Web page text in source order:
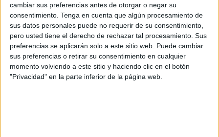
cambiar sus preferencias antes de otorgar o negar su
consentimiento. Tenga en cuenta que algún procesamiento de
sus datos personales puede no requerir de su consentimiento,
pero usted tiene el derecho de rechazar tal procesamiento. Sus
preferencias se aplicarán solo a este sitio web. Puede cambiar
sus preferencias o retirar su consentimiento en cualquier
momento volviendo a este sitio y haciendo clic en el botón
"Privacidad" en la parte inferior de la página web.
El Defensor recalca que hay que trabajar para evitar esa
ausencia de instalaciones adecuadas para condenadas
con hijos menores.
“Es conocido el condicionamiento e impacto emocional
que supone para la mujer la separación de sus hijos
menores de tres años y su cuidado por familiares o en